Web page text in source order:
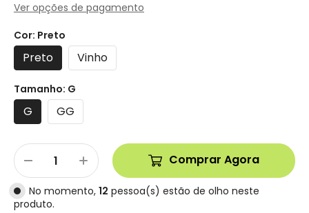
Ver opções de pagamento
Cor: Preto
Preto Vinho
Tamanho: G
G GG
Comprar Agora
No momento, 12 pessoa(s) estão de olho neste
produto.